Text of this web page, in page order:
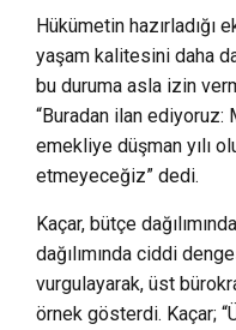
Hükümetin
yaşam kalitesini daha
bu duruma asla izin
“Buradan ilan ediyoruz:
emekliye düşman yılı
etmeyeceğiz” dedi.
Kaçar, bütçe
dağılımında ciddi
vurgulayarak, üst
örnek gösterdi. Kaçar;